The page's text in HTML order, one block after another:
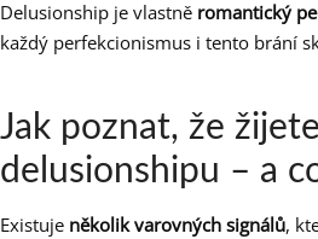
Delusionship je vlastně romantický
každý perfekcionismus i tento brání
Jak poznat, že
delusionshipu – a
Existuje několik varovných signálů,